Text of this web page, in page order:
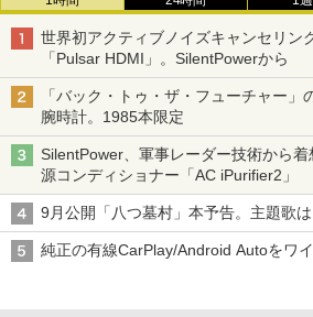
世界初アクティブノイズキャンセリン
「Pulsar HDMI」。SilentPowerから
「バック・トゥ・ザ・フューチャー」
腕時計。1985本限定
SilentPower、軍事レーダー技術から
源コンディショナー「AC iPurifier2」
9月公開「八つ墓村」本予告。主題歌
純正の有線CarPlay/Android Autoをワ